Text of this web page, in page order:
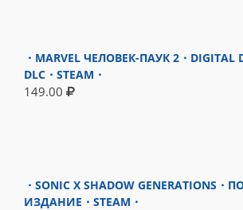
・MARVEL ЧЕЛОВЕК-ПАУК 2・DIGITAL
DLC・STEAM・
149.00
・SONIC X SHADOW GENERATIONS・
ИЗДАНИЕ・STEAM・